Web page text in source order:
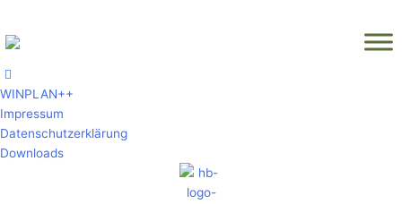
springen
WINPLAN++
Impressum
Datenschutzerklärung
Downloads